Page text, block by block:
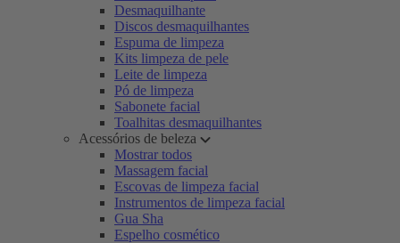
Desmaquilhante
Discos desmaquilhantes
Espuma de limpeza
Kits limpeza de pele
Leite de limpeza
Pó de limpeza
Sabonete facial
Toalhitas desmaquilhantes
Acessórios de beleza
Mostrar todos
Massagem facial
Escovas de limpeza facial
Instrumentos de limpeza facial
Gua Sha
Espelho cosmético